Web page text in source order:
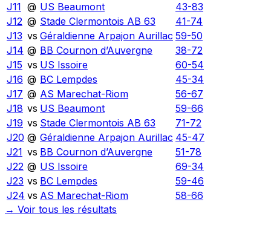
J11 @ US Beaumont 43-83
J12 @ Stade Clermontois AB 63 41-74
J13 vs Géraldienne Arpajon Aurillac 59-50
J14 @ BB Cournon d’Auvergne 38-72
J15 vs US Issoire 60-54
J16 @ BC Lempdes 45-34
J17 @ AS Marechat-Riom 56-67
J18 vs US Beaumont 59-66
J19 vs Stade Clermontois AB 63 71-72
J20 @ Géraldienne Arpajon Aurillac 45-47
J21 vs BB Cournon d’Auvergne 51-78
J22 @ US Issoire 69-34
J23 vs BC Lempdes 59-46
J24 vs AS Marechat-Riom 58-66
→ Voir tous les résultats